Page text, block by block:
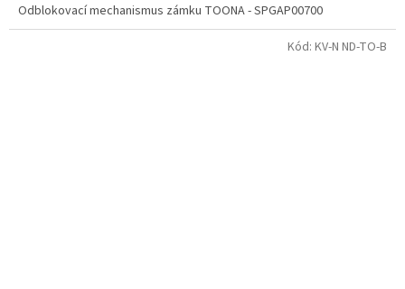
Odblokovací mechanismus zámku TOONA - SPGAP00700
Kód: KV-N ND-TO-B